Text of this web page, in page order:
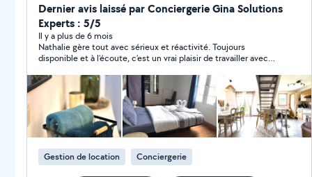
Dernier avis laissé par Conciergerie Gina Solutions
Experts : 5/5
Il y a plus de 6 mois
Nathalie gère tout avec sérieux et réactivité. Toujours
disponible et à l’écoute, c’est un vrai plaisir de travailler avec
Gestion de location Conciergerie